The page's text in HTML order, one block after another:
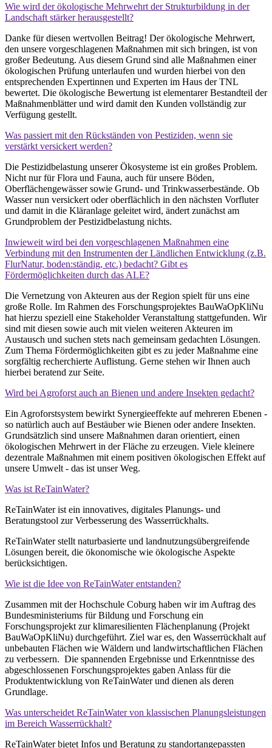
Wie wird der ökologische Mehrwehrt der Strukturbildung in der
Landschaft stärker herausgestellt?
Danke für diesen wertvollen Beitrag! Der ökologische Mehrwert,
den unsere vorgeschlagenen Maßnahmen mit sich bringen, ist von
großer Bedeutung. Aus diesem Grund sind alle Maßnahmen einer
ökologischen Prüfung unterlaufen und wurden hierbei von den
entsprechenden Expertinnen und Experten im Haus der TNL
bewertet. Die ökologische Bewertung ist elementarer Bestandteil der
Maßnahmenblätter und wird damit den Kunden vollständig zur
Verfügung gestellt.
Was passiert mit den Rückständen von Pestiziden, wenn sie
verstärkt versickert werden?
Die Pestizidbelastung unserer Ökosysteme ist ein großes Problem.
Nicht nur für Flora und Fauna, auch für unsere Böden,
Oberflächengewässer sowie Grund- und Trinkwasserbestände. Ob
Wasser nun versickert oder oberflächlich in den nächsten Vorfluter
und damit in die Kläranlage geleitet wird, ändert zunächst am
Grundproblem der Pestizidbelastung nichts.
Inwieweit wird bei den vorgeschlagenen Maßnahmen eine
Verbindung mit den Instrumenten der Ländlichen Entwicklung (z.B.
FlurNatur, boden:ständig, etc.) bedacht? Gibt es
Fördermöglichkeiten durch das ALE?
Die Vernetzung von Akteuren aus der Region spielt für uns eine
große Rolle. Im Rahmen des Forschungsprojektes BauWaOpKliNu
hat hierzu speziell eine Stakeholder Veranstaltung stattgefunden. Wir
sind mit diesen sowie auch mit vielen weiteren Akteuren im
Austausch und suchen stets nach gemeinsam gedachten Lösungen.
Zum Thema Fördermöglichkeiten gibt es zu jeder Maßnahme eine
sorgfältig recherchierte Auflistung. Gerne stehen wir Ihnen auch
hierbei beratend zur Seite.
Wird bei Agroforst auch an Bienen und andere Insekten gedacht?
Ein Agroforstsystem bewirkt Synergieeffekte auf mehreren Ebenen -
so natürlich auch auf Bestäuber wie Bienen oder andere Insekten.
Grundsätzlich sind unsere Maßnahmen daran orientiert, einen
ökologischen Mehrwert in der Fläche zu erzeugen. Viele kleinere
dezentrale Maßnahmen mit einem positiven ökologischen Effekt auf
unsere Umwelt - das ist unser Weg.
Was ist ReTainWater?
ReTainWater ist ein innovatives, digitales Planungs- und
Beratungstool zur Verbesserung des Wasserrückhalts.
ReTainWater stellt naturbasierte und landnutzungsübergreifende
Lösungen bereit, die ökonomische wie ökologische Aspekte
berücksichtigen.
Wie ist die Idee von ReTainWater entstanden?
Zusammen mit der Hochschule Coburg haben wir im Auftrag des
Bundesministeriums für Bildung und Forschung ein
Forschungsprojekt zur klimaresilienten Flächenplanung (Projekt
BauWaOpKliNu) durchgeführt. Ziel war es, den Wasserrückhalt auf
unbebauten Flächen wie Wäldern und landwirtschaftlichen Flächen
zu verbessern. Die spannenden Ergebnisse und Erkenntnisse des
abgeschlossenen Forschungsprojektes gaben Anlass für die
Produktentwicklung von ReTainWater und dienen als deren
Grundlage.
Was unterscheidet ReTainWater von klassischen Planungsleistungen
im Bereich Wasserrückhalt?
ReTainWater bietet Infos und Beratung zu standortangepassten